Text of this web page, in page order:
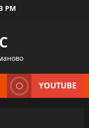
PM
YOUTUBE